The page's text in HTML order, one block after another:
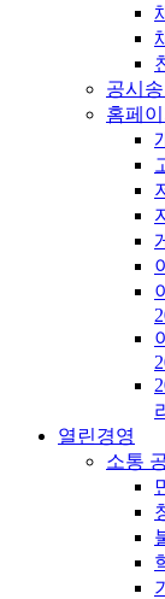
공시
홈페
열린경영
소통